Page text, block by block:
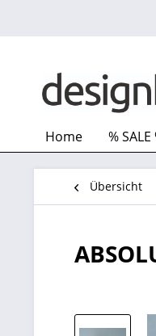
Home % SALE
Übersicht